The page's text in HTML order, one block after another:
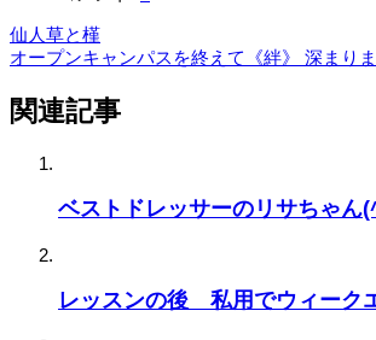
仙人草と槿
オープンキャンパスを終えて《絆》 深まり
関連記事
ベストドレッサーのリサちゃん
レッスンの後 私用でウィーク